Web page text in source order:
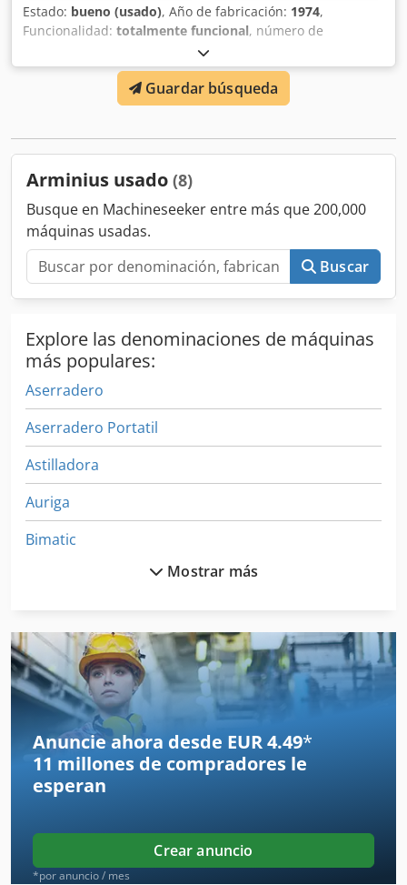
Estado: bueno (usado), Año de fabricación: 1974,
Funcionalidad: totalmente funcional, número de
, longitud total:
total:1,000 mm, altura total:1,800 mm, tipo de corriente
trifásico, peso total:600 kg, tipo de ajuste de
mecánico, tensión de entrada:380 V
con unidad oscilante para rectificado de superficies
Guardar búsqueda
Arminius usado (8)
Busque en Machineseeker entre más que 200,000
máquinas usadas.
Buscar
Explore las denominaciones de máquinas
más populares:
Aserradero
Aserradero Portatil
Astilladora
Auriga
Bimatic
Centauro
Felder Ad 741
Felder Af 14
Haubold
Jrion
Kuhlmeyer
Laegler
Mostrar más
Anuncie ahora desde EUR 4.49*
11 millones de compradores le
esperan
Crear anuncio
*por anuncio / mes